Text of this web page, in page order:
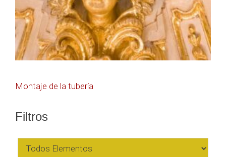
Navegación
entradas
Montaje de la tubería
Filtros